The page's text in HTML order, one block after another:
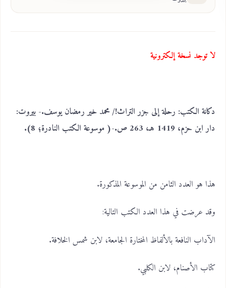
لا توجد نسخة إلكترونية
دكانة الكتب: رحلة إلى جزر التراث!/ محمد خير رمضان يوسف.- بيروت:
دار ابن حزم، 1419 هـ، 263 ص.-( موسوعة الكتب النادرة؛ 8).
هذا هو العدد الثامن من الموسوعة المذكورة.
وقد عرضت في هذا العدد الكتب التالية:
الآداب النافعة بالألفاظ المختارة الجامعة، لابن شمس الخلافة.
كتاب الأصنام، لابن الكلبي.